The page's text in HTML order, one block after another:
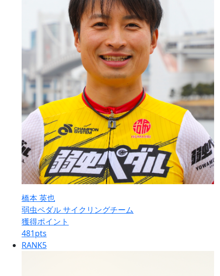
橋本 英也
弱虫ペダル サイクリングチーム
獲得ポイント
481pts
RANK5